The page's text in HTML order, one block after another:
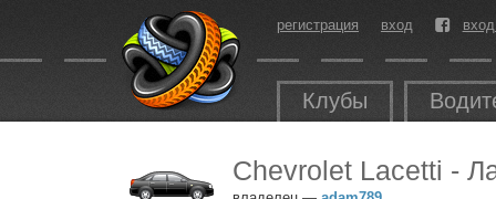
регистрация вход
Клубы
Chevrolet Lacetti -